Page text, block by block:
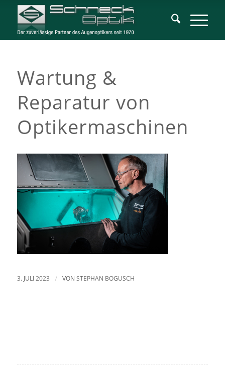
Wartung &
Reparatur von
Optikermaschinen
3. JULI 2023 / VON STEPHAN BOGUSCH